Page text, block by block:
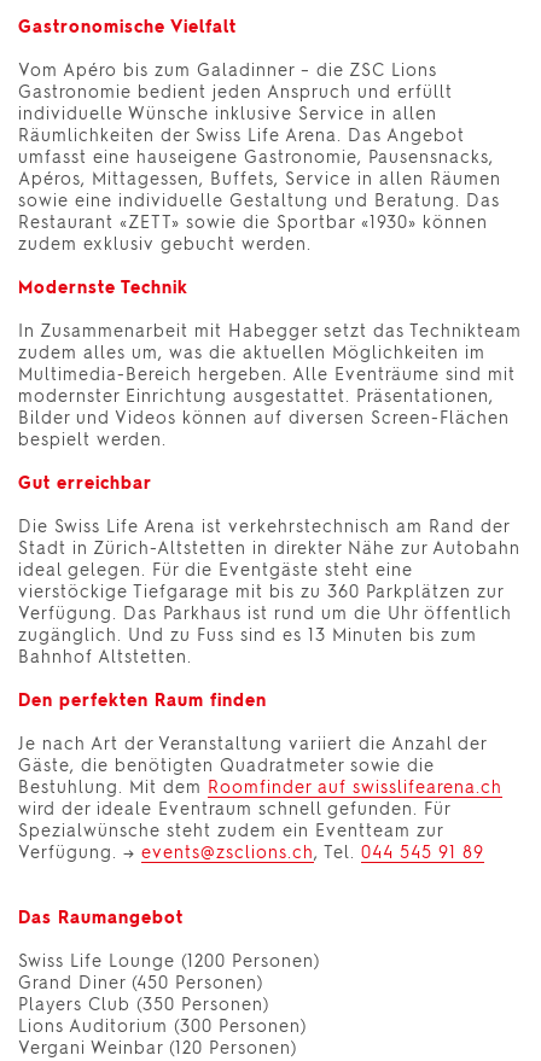
Gastronomische Vielfalt
Vom Apéro bis zum Galadinner – die ZSC Lions
Gastronomie bedient jeden Anspruch und erfüllt
individuelle Wünsche inklusive Service in allen
Räumlichkeiten der Swiss Life Arena. Das Angebot
umfasst eine hauseigene Gastronomie, Pausensnacks,
Apéros, Mittagessen, Buffets, Service in allen Räumen
sowie eine individuelle Gestaltung und Beratung. Das
Restaurant «ZETT» sowie die Sportbar «1930» können
zudem exklusiv gebucht werden.
Modernste Technik
In Zusammenarbeit mit Habegger setzt das Technikteam
zudem alles um, was die aktuellen Möglichkeiten im
Multimedia-Bereich hergeben. Alle Eventräume sind mit
modernster Einrichtung ausgestattet. Präsentationen,
Bilder und Videos können auf diversen Screen-Flächen
bespielt werden.
Gut erreichbar
Die Swiss Life Arena ist verkehrstechnisch am Rand der
Stadt in Zürich-Altstetten in direkter Nähe zur Autobahn
ideal gelegen. Für die Eventgäste steht eine
vierstöckige Tiefgarage mit bis zu 360 Parkplätzen zur
Verfügung. Das Parkhaus ist rund um die Uhr öffentlich
zugänglich. Und zu Fuss sind es 13 Minuten bis zum
Bahnhof Altstetten.
Den perfekten Raum finden
Je nach Art der Veranstaltung variiert die Anzahl der
Gäste, die benötigten Quadratmeter sowie die
Bestuhlung. Mit dem Roomfinder auf swisslifearena.ch
wird der ideale Eventraum schnell gefunden. Für
Spezialwünsche steht zudem ein Eventteam zur
Verfügung. → events@zsclions.ch, Tel. 044 545 91 89
Das Raumangebot
Swiss Life Lounge (1200 Personen)
Grand Diner (450 Personen)
Players Club (350 Personen)
Lions Auditorium (300 Personen)
Vergani Weinbar (120 Personen)